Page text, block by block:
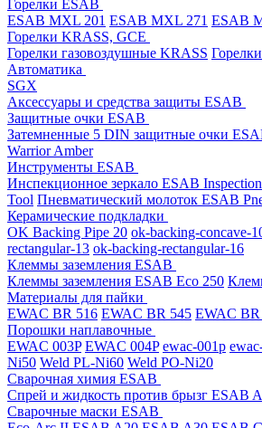
Горелки ESAB
ESAB MXL 201 ESAB MXL 271 ESAB
Горелки KRASS, GCE
Горелки газовоздушные KRASS
Автоматика
SGX
Аксессуары и средства защиты ESAB
Защитные очки ESAB
Затемненные 5 DIN защитные очки
Warrior Amber
Инструменты ESAB
Инспекционное зеркало ESAB
Tool Пневматический молоток ESAB
Керамические подкладки
OK Backing Pipe 20 ok-backing-concave-
rectangular-13 ok-backing-rectangular-16
Клеммы заземления ESAB
Клеммы заземления ESAB Eco 250
Материалы для пайки
EWAC BR 516 EWAC BR 545 EWAC BR
Порошки наплавочные
EWAC 003P EWAC 004P ewac-001p
Ni50 Weld PL-Ni60 Weld PO-Ni20
Сварочная химия ESAB
Спрей и жидкость против брызг ESAB
Сварочные маски ESAB